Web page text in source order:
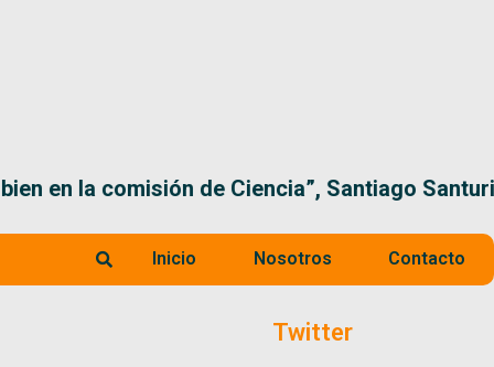
comisión de Ciencia”, Santiago Santurio
Inicio Nosotros Contacto
Twitter